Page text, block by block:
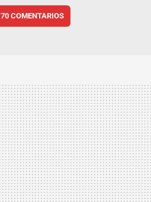
70 COMENTARIOS